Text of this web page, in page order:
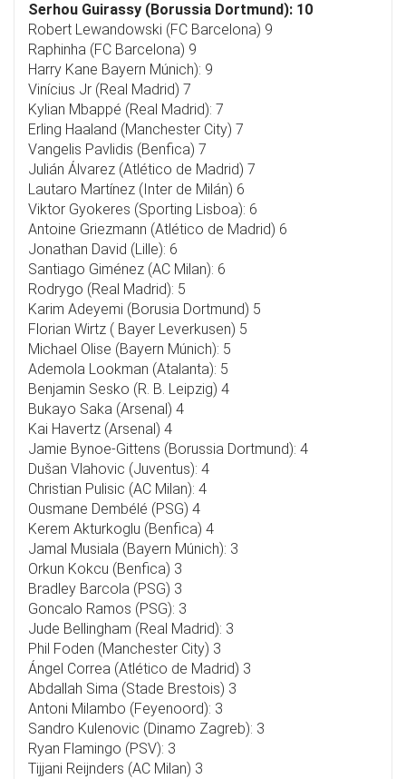
Serhou Guirassy (Borussia Dortmund): 10
Robert Lewandowski (FC Barcelona) 9
Raphinha (FC Barcelona) 9
Harry Kane Bayern Múnich): 9
Vinícius Jr (Real Madrid) 7
Kylian Mbappé (Real Madrid): 7
Erling Haaland (Manchester City) 7
Vangelis Pavlidis (Benfica) 7
Julián Álvarez (Atlético de Madrid) 7
Lautaro Martínez (Inter de Milán) 6
Viktor Gyokeres (Sporting Lisboa): 6
Antoine Griezmann (Atlético de Madrid) 6
Jonathan David (Lille): 6
Santiago Giménez (AC Milan): 6
Rodrygo (Real Madrid): 5
Karim Adeyemi (Borusia Dortmund) 5
Florian Wirtz ( Bayer Leverkusen) 5
Michael Olise (Bayern Múnich): 5
Ademola Lookman (Atalanta): 5
Benjamin Sesko (R. B. Leipzig) 4
Bukayo Saka (Arsenal) 4
Kai Havertz (Arsenal) 4
Jamie Bynoe-Gittens (Borussia Dortmund): 4
Dušan Vlahovic (Juventus): 4
Christian Pulisic (AC Milan): 4
Ousmane Dembélé (PSG) 4
Kerem Akturkoglu (Benfica) 4
Jamal Musiala (Bayern Múnich): 3
Orkun Kokcu (Benfica) 3
Bradley Barcola (PSG) 3
Goncalo Ramos (PSG): 3
Jude Bellingham (Real Madrid): 3
Phil Foden (Manchester City) 3
Ángel Correa (Atlético de Madrid) 3
Abdallah Sima (Stade Brestois) 3
Antoni Milambo (Feyenoord): 3
Sandro Kulenovic (Dinamo Zagreb): 3
Ryan Flamingo (PSV): 3
Tijjani Reijnders (AC Milan) 3